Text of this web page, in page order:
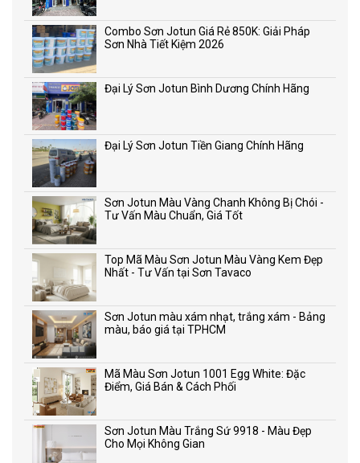
Combo Sơn Jotun Giá Rẻ 850K: Giải Pháp
Sơn Nhà Tiết Kiệm 2026
Đại Lý Sơn Jotun Bình Dương Chính Hãng
Đại Lý Sơn Jotun Tiền Giang Chính Hãng
Sơn Jotun Màu Vàng Chanh Không Bị Chói -
Tư Vấn Màu Chuẩn, Giá Tốt
Top Mã Màu Sơn Jotun Màu Vàng Kem Đẹp
Nhất - Tư Vấn tại Sơn Tavaco
Sơn Jotun màu xám nhạt, trắng xám - Bảng
màu, báo giá tại TPHCM
Mã Màu Sơn Jotun 1001 Egg White: Đặc
Điểm, Giá Bán & Cách Phối
Sơn Jotun Màu Trắng Sứ 9918 - Màu Đẹp
Cho Mọi Không Gian